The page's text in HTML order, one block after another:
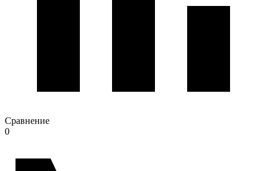
Сравнение
0